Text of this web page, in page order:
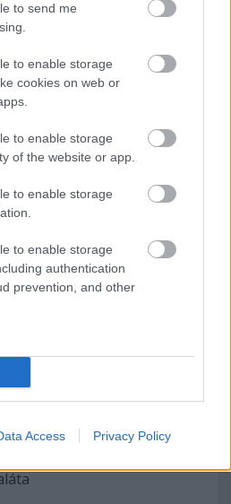
to send me
to enable storage
cookies on web or
to enable storage
of the website or app.
to enable storage
to enable storage
authentication
prevention, and other
Access Privacy Policy
húsmentes
vegetáriánus
karfiol
(gluténmentes)